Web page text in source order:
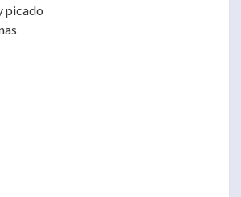
picado